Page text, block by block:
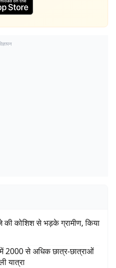
की कोशिश से भड़के ग्रामीण, किया
2000 से अधिक छात्र-छात्राओं
यात्रा